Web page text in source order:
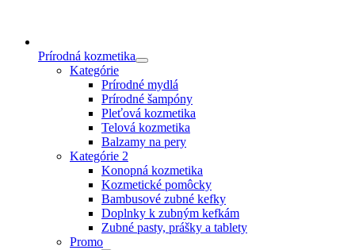
Prírodná kozmetika
Kategórie
Prírodné mydlá
Prírodné šampóny
Pleťová kozmetika
Telová kozmetika
Balzamy na pery
Kategórie 2
Konopná kozmetika
Kozmetické pomôcky
Bambusové zubné kefky
Doplnky k zubným kefkám
Zubné pasty, prášky a tablety
Promo